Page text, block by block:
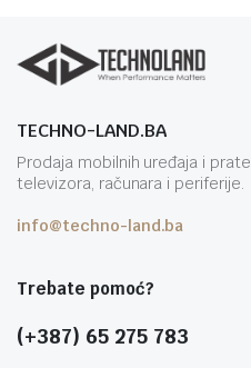
TECHNO-LAND.BA
Prodaja mobilnih uređaja i
televizora, računara i periferije.
info@techno-land.ba
Trebate pomoć?
(+387) 65 275 783